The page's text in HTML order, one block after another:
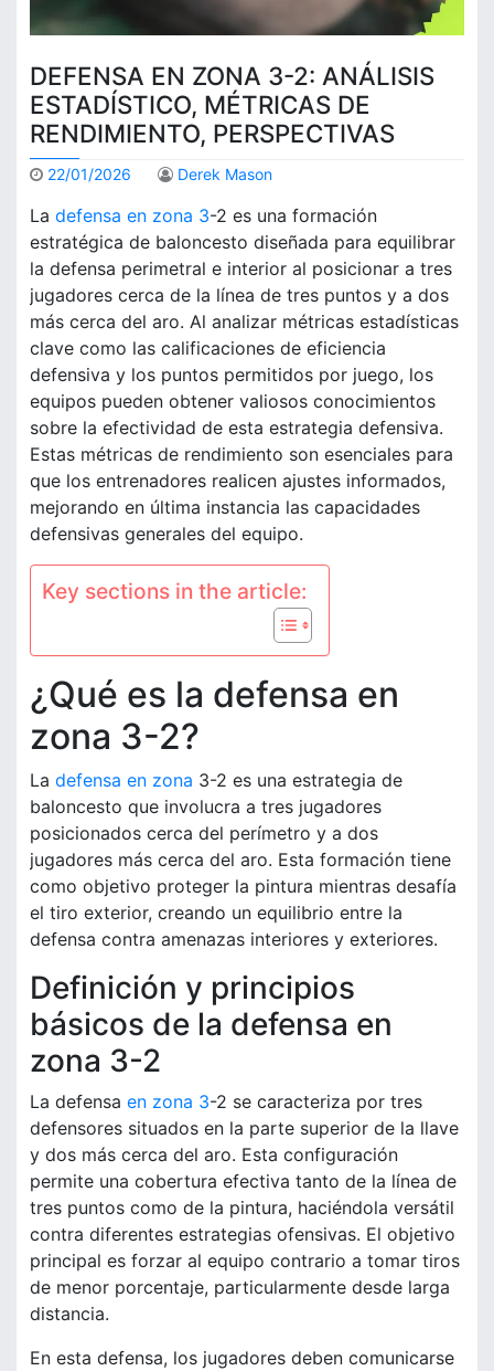
DEFENSA EN ZONA 3-2: ANÁLISIS
ESTADÍSTICO, MÉTRICAS DE
RENDIMIENTO, PERSPECTIVAS
22/01/2026 Derek Mason
La defensa en zona 3-2 es una formación
estratégica de baloncesto diseñada para equilibrar
la defensa perimetral e interior al posicionar a tres
jugadores cerca de la línea de tres puntos y a dos
más cerca del aro. Al analizar métricas estadísticas
clave como las calificaciones de eficiencia
defensiva y los puntos permitidos por juego, los
equipos pueden obtener valiosos conocimientos
sobre la efectividad de esta estrategia defensiva.
Estas métricas de rendimiento son esenciales para
que los entrenadores realicen ajustes informados,
mejorando en última instancia las capacidades
defensivas generales del equipo.
Key sections in the article:
¿Qué es la defensa en
zona 3-2?
La defensa en zona 3-2 es una estrategia de
baloncesto que involucra a tres jugadores
posicionados cerca del perímetro y a dos
jugadores más cerca del aro. Esta formación tiene
como objetivo proteger la pintura mientras desafía
el tiro exterior, creando un equilibrio entre la
defensa contra amenazas interiores y exteriores.
Definición y principios
básicos de la defensa en
zona 3-2
La defensa en zona 3-2 se caracteriza por tres
defensores situados en la parte superior de la llave
y dos más cerca del aro. Esta configuración
permite una cobertura efectiva tanto de la línea de
tres puntos como de la pintura, haciéndola versátil
contra diferentes estrategias ofensivas. El objetivo
principal es forzar al equipo contrario a tomar tiros
de menor porcentaje, particularmente desde larga
distancia.
En esta defensa, los jugadores deben comunicarse